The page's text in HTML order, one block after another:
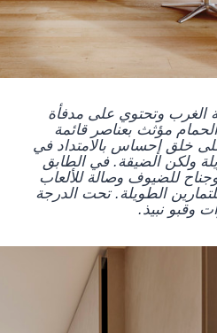
الغرب وتحتوي على مدفأة
مؤثث بعناصر قائمة
خلق إحساس بالامتداد في
ولكن الضيقة. في الطابق
للضيوف وصالة للألعاب
الطويلة. تحت الدرجة
وقبو نبيذ.